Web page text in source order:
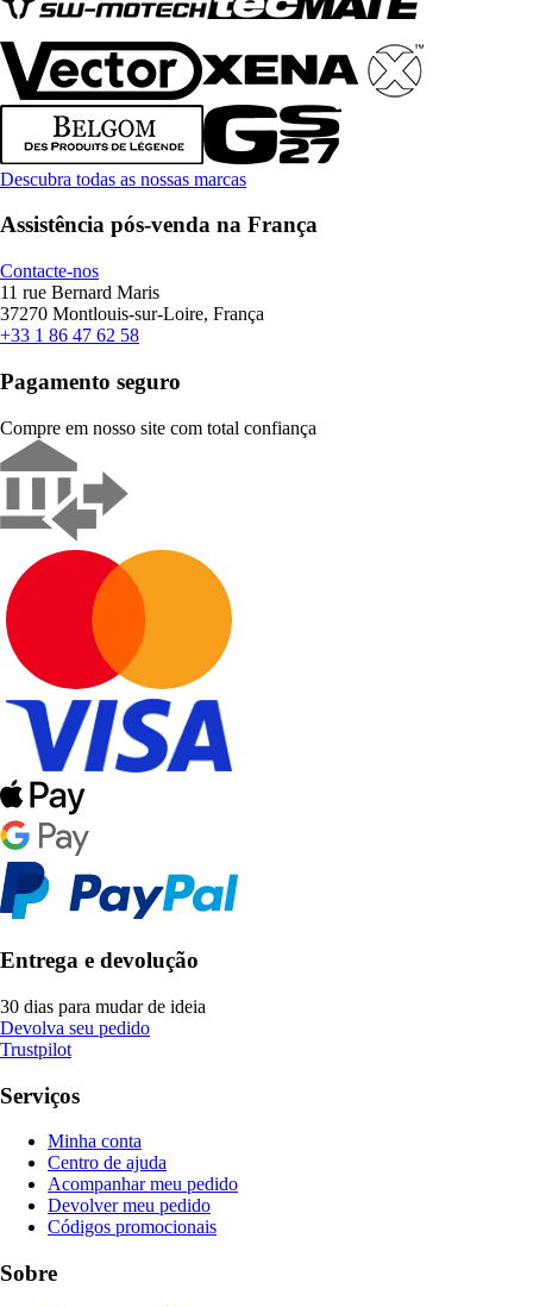
Descubra todas as nossas marcas
Assistência pós-venda na França
Contacte-nos
11 rue Bernard Maris
37270 Montlouis-sur-Loire, França
+33 1 86 47 62 58
Pagamento seguro
Compre em nosso site com total confiança
Entrega e devolução
30 dias para mudar de ideia
Devolva seu pedido
Trustpilot
Serviços
Minha conta
Centro de ajuda
Acompanhar meu pedido
Devolver meu pedido
Códigos promocionais
Sobre